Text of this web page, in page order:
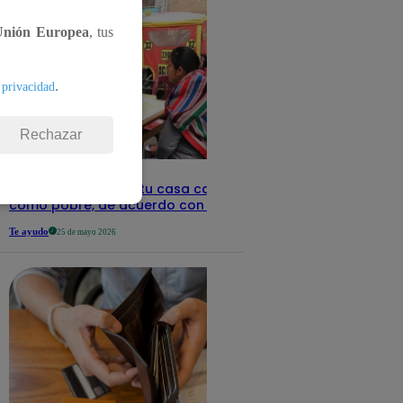
Revisa con tu DNI si tu casa califica
como pobre, de acuerdo con el Sisfoh
Te ayudo 25 de mayo 2026
Europea, tus
.
Rechazar